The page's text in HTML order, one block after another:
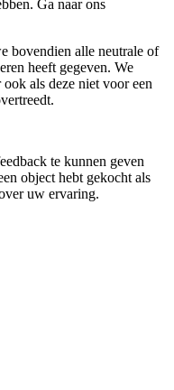
Ga naar ons
bovendien alle neutrale of
heeft gegeven. We
als deze niet voor een
te kunnen geven
object hebt gekocht als
uw ervaring.